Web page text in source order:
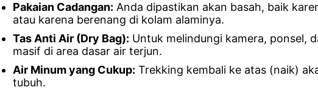
Pakaian Cadangan: Anda dipastikan akan basah, baik
atau karena berenang di kolam alaminya.
Tas Anti Air (Dry Bag): Untuk melindungi kamera, ponsel,
masif di area dasar air terjun.
Air Minum yang Cukup: Trekking kembali ke atas (naik)
tubuh.